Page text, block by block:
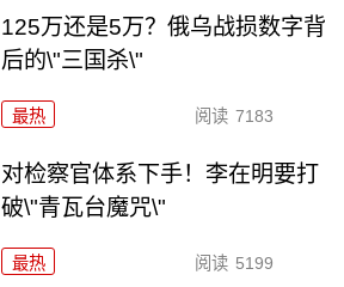
125万还是5万？俄乌战损数字背
后的\"三国杀\"
最热 阅读 7183
对检察官体系下手！李在明要打
破\"青瓦台魔咒\"
最热 阅读 5199